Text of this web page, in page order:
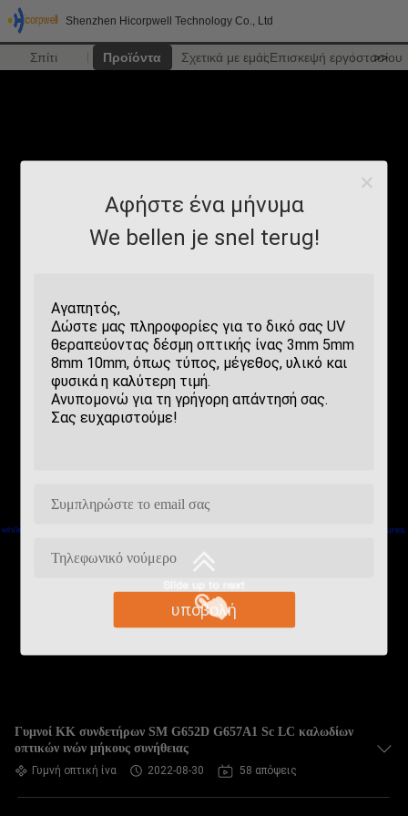
Shenzhen Hicorpwell Technology Co., Ltd
Σπίτι Προϊόντα Σχετικά με εμάςΕπισκεψή εργοστασίου
>>
Αφήστε ένα μήνυμα
We bellen je snel terug!
υποβολή
Γυμνοί ΚΚ συνδετήρων SM G652D G657A1 Sc LC καλωδίων
οπτικών ινών μήκους συνήθειας
Γυμνή οπτική ίνα 2022-08-30 58 απόψεις